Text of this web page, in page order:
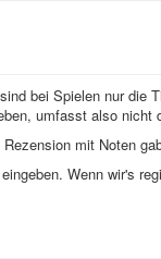
bei Spielen nur die
umfasst also
mit Noten
Wenn wir's